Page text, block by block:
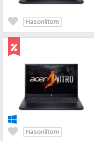
Hasonlítom
Hasonlítom